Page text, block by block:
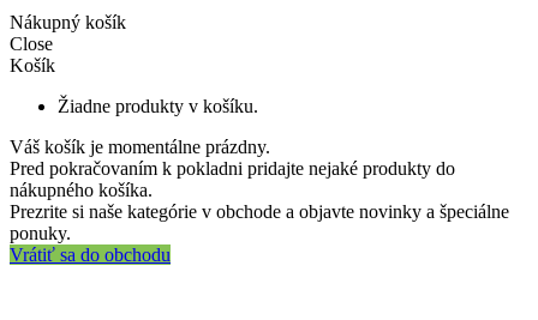
Nákupný košík
Close
Košík
Žiadne produkty v košíku.
Váš košík je momentálne prázdny.
Pred pokračovaním k pokladni pridajte nejaké produkty do
nákupného košíka.
Prezrite si naše kategórie v obchode a objavte novinky a špeciálne
ponuky.
Vrátiť sa do obchodu